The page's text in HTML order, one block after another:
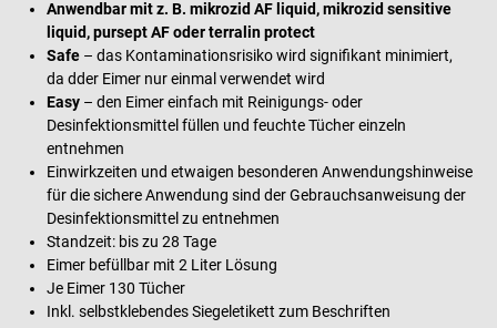
Anwendbar mit z. B. mikrozid AF liquid, mikrozid sensitive
liquid, pursept AF oder terralin protect
Safe – das Kontaminationsrisiko wird signifikant minimiert,
da dder Eimer nur einmal verwendet wird
Easy – den Eimer einfach mit Reinigungs- oder
Desinfektionsmittel füllen und feuchte Tücher einzeln
entnehmen
Einwirkzeiten und etwaigen besonderen Anwendungshinweise
für die sichere Anwendung sind der Gebrauchsanweisung der
Desinfektionsmittel zu entnehmen
Standzeit: bis zu 28 Tage
Eimer befüllbar mit 2 Liter Lösung
Je Eimer 130 Tücher
Inkl. selbstklebendes Siegeletikett zum Beschriften